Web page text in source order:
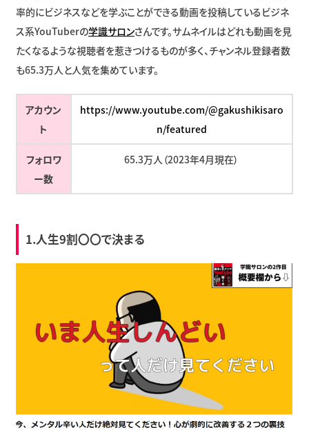
率的にビジネスなどを学ぶことができる動画を投稿しているビジネ
ス系YouTuberの学識サロンさんです。サムネイルはどれも動画を見
たくなるような視聴者を惹きつけるものが多く、チャンネル登録者数
も65.3万人と人気を集めています。
アカウン
ト
https://www.youtube.com/@gakushikisaro
n/featured
フォロワ
ー数
65.3万人（2023年4月現在）
1.人生9割〇〇で決まる